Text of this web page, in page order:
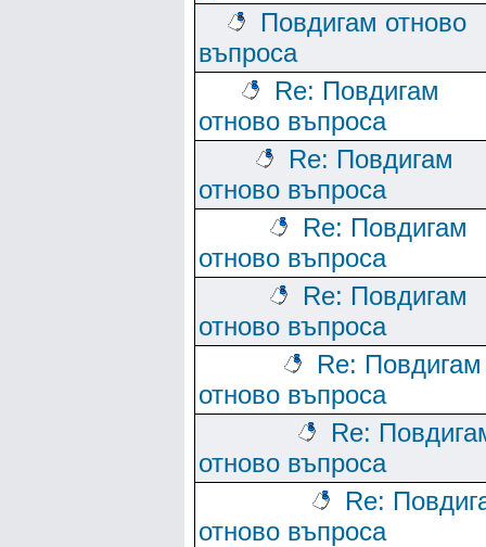
Повдигам отново
въпроса
Re: Повдигам
отново въпроса
Re: Повдигам
отново въпроса
Re: Повдигам
отново въпроса
Re: Повдигам
отново въпроса
Re: Повдигам
отново въпроса
Re:
отново въпроса
Re:
отново въпроса